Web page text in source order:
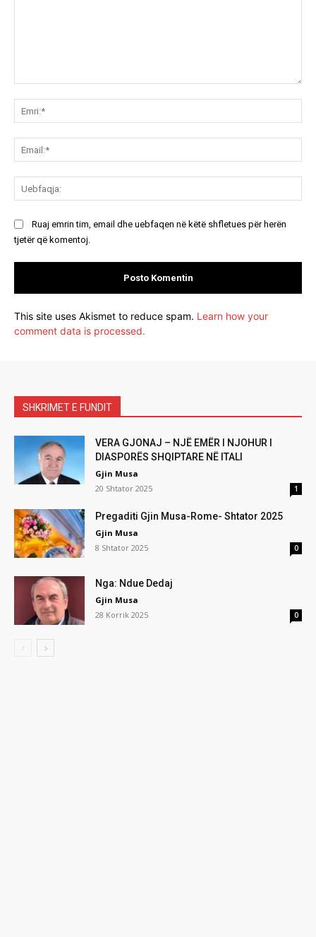
Ruaj emrin tim, email dhe uebfaqen në këtë shfletues për herën
tjetër që komentoj.
This site uses Akismet to reduce spam. Learn how your
comment data is processed.
SHKRIMET E FUNDIT
VERA GJONAJ – NJË EMËR I NJOHUR I
DIASPORËS SHQIPTARE NË ITALI
Gjin Musa
20 Shtator 2025
1
Pregaditi Gjin Musa-Rome- Shtator 2025
Gjin Musa
8 Shtator 2025
0
Nga: Ndue Dedaj
Gjin Musa
28 Korrik 2025
0